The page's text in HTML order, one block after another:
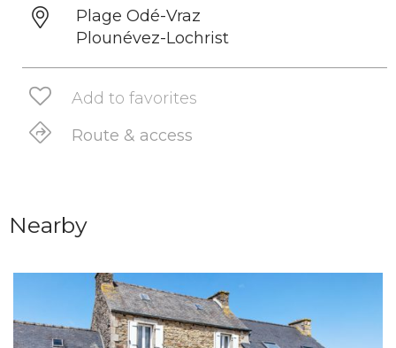
Plage Odé-Vraz
Plounévez-Lochrist
Add to favorites
Route & access
Nearby